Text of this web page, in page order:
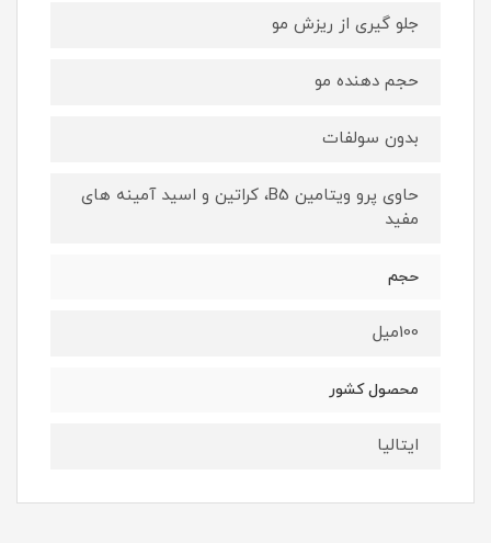
جلو گیری از ریزش مو
حجم دهنده مو
بدون سولفات
حاوی پرو ویتامین B5، کراتین و اسید آمینه های
مفید
حجم
100میل
محصول کشور
ایتالیا